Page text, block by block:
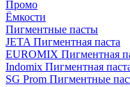
Промо
Ёмкости
Пигментные пасты
JETA Пигментная паста
EUROMIX Пигментная
Indomix Пигментная
SG Prom Пигментные